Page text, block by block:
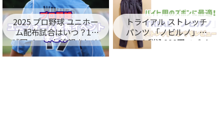
2025 プロ野球 ユニホー
ム配布試合はいつ？12
球団イベント情報まとめ
トライアル ストレッチ
パンツ 「ノビルノ」口
コミ！税込998円でバイ
ト用のズボンに最適！